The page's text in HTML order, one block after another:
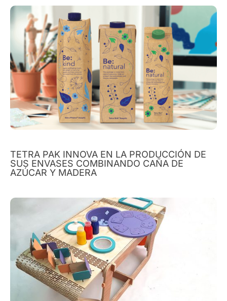
TETRA PAK INNOVA EN LA PRODUCCIÓN DE
SUS ENVASES COMBINANDO CAÑA DE
AZÚCAR Y MADERA